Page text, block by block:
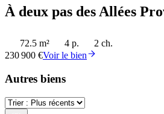
À deux pas des Allées
72.5 m² 4 p.
2 ch.
230 900 €Voir le bien
Autres biens